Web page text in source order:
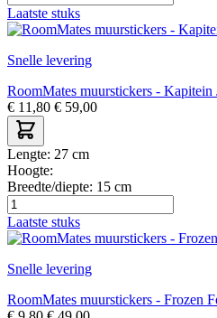
Laatste stuks
Snelle levering
RoomMates muurstickers - Kapitein
€ 11,80 € 59,00
Lengte: 27 cm
Hoogte:
Breedte/diepte: 15 cm
Laatste stuks
Snelle levering
RoomMates muurstickers - Frozen